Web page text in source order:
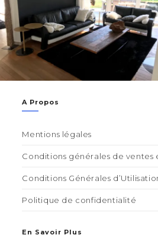
A Propos
Mentions légales
Conditions générales de ventes
Conditions Générales
Politique de confidentialité
En Savoir Plus